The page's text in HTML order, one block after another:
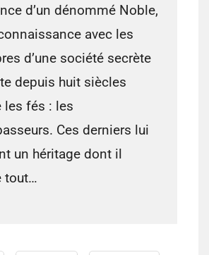
d’un dénommé Noble,
avec les
d’une société secrète
depuis huit siècles
les fés : les
Ces derniers lui
un héritage dont il
tout…